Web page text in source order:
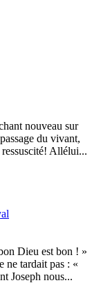
nouveau sur
du vivant,
Allélui...
Dieu est bon ! »
ne tardait pas : «
Joseph nous...